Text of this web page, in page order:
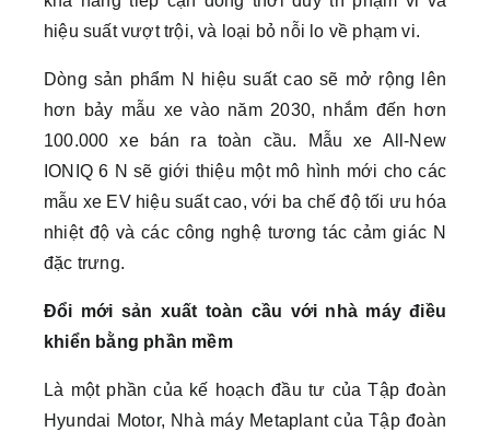
hiệu suất vượt trội, và loại bỏ nỗi lo về phạm vi.
Dòng sản phẩm N hiệu suất cao sẽ mở rộng lên
hơn bảy mẫu xe vào năm 2030, nhắm đến hơn
100.000 xe bán ra toàn cầu. Mẫu xe All-New
IONIQ 6 N sẽ giới thiệu một mô hình mới cho các
mẫu xe EV hiệu suất cao, với ba chế độ tối ưu hóa
nhiệt độ và các công nghệ tương tác cảm giác N
đặc trưng.
Đổi mới sản xuất toàn cầu với nhà máy điều
khiển bằng phần mềm
Là một phần của kế hoạch đầu tư của Tập đoàn
Hyundai Motor, Nhà máy Metaplant của Tập đoàn